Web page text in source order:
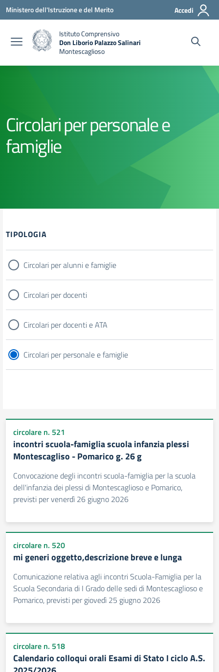
Vai ai contenuti
Vai al menu di navigazione
Vai al footer
Ministero dell'Istruzione e del Merito Accedi
Istituto Comprensivo
Don Liborio Palazzo Salinari
Montescaglioso
Circolari per personale e
famiglie
TIPOLOGIA
Circolari per alunni e famiglie
Circolari per docenti
Circolari per docenti e ATA
Circolari per personale e famiglie
circolare n. 521
incontri scuola-famiglia scuola infanzia plessi
Montescagliso - Pomarico g. 26 g
Convocazione degli incontri scuola-famiglia per la scuola
dell'infanzia dei plessi di Montescaglioso e Pomarico,
previsti per venerdì 26 giugno 2026
circolare n. 520
mi generi oggetto,descrizione breve e lunga
Comunicazione relativa agli incontri Scuola-Famiglia per la
Scuola Secondaria di I Grado delle sedi di Montescaglioso e
Pomarico, previsti per giovedì 25 giugno 2026
circolare n. 518
Calendario colloqui orali Esami di Stato I ciclo A.S.